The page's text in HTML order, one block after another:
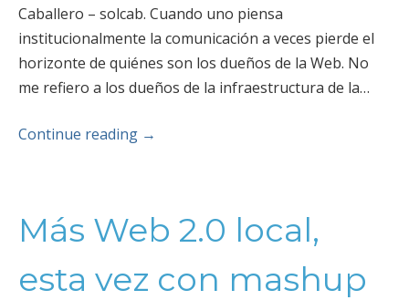
Caballero – solcab. Cuando uno piensa
institucionalmente la comunicación a veces pierde el
horizonte de quiénes son los dueños de la Web. No
me refiero a los dueños de la infraestructura de la…
Continue reading →
Más Web 2.0 local,
esta vez con mashup